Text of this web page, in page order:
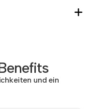
und ein